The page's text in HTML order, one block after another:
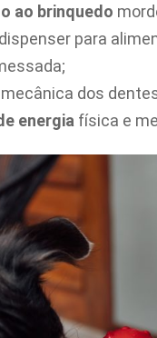
ao brinquedo
para
mecânica dos
energia física e